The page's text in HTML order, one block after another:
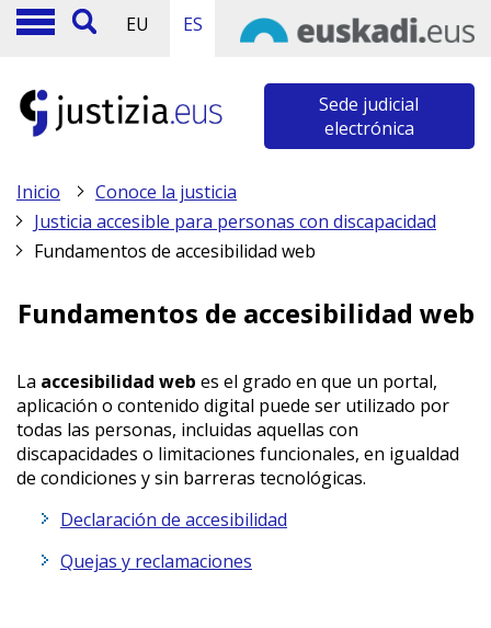
EU ES
Sede judicial
electrónica
Inicio
Conoce la justicia
Justicia accesible para personas con discapacidad
Fundamentos de accesibilidad web
Fundamentos de accesibilidad web
La accesibilidad web es el grado en que un portal,
aplicación o contenido digital puede ser utilizado por
todas las personas, incluidas aquellas con
discapacidades o limitaciones funcionales, en igualdad
de condiciones y sin barreras tecnológicas.
Declaración de accesibilidad
Quejas y reclamaciones